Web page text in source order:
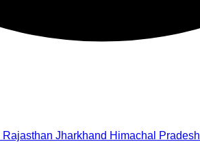
Rajasthan Jharkhand Himachal Pradesh